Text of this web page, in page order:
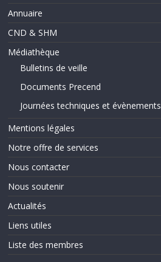
Annuaire
CND & SHM
Médiathèque
Bulletins de veille
Documents Precend
Journées techniques et évènements
Mentions légales
Notre offre de services
Nous contacter
Nous soutenir
Actualités
Liens utiles
Liste des membres